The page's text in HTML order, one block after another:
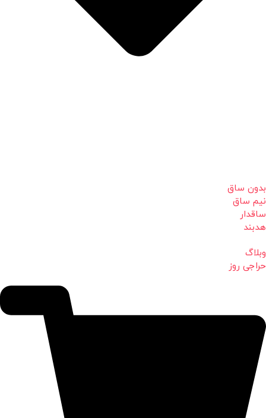
بدون ساق
نیم ساق
ساقدار
هدبند
وبلاگ
حراجی روز